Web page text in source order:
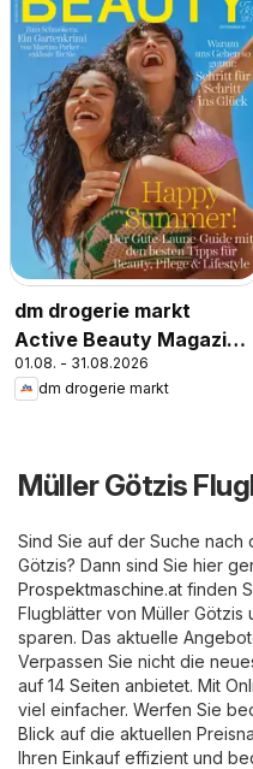
dm drogerie markt
Active Beauty Magazin
07,08/2026
01.08. - 31.08.2026
dm drogerie markt
Müller Götzis
Sind Sie auf der Suche
Götzis? Dann sind Sie hier
Prospektmaschine.at finden
Flugblätter von Müller Götzis
sparen. Das aktuelle
Verpassen Sie nicht die
auf 14 Seiten anbietet. Mit
viel einfacher. Werfen Sie
Blick auf die aktuellen
Ihren Einkauf effizient und